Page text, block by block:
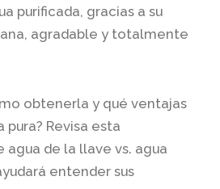
purificada, gracias a su
agradable y totalmente
obtenerla y qué ventajas
Revisa esta
de la llave vs. agua
entender sus